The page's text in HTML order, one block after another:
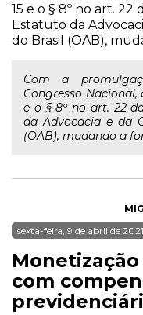
15 e o § 8º no art. 22
Estatuto da
do Brasil (OAB),
Com a
Congresso Nacional,
e o § 8º no art. 22
da Advocacia e da
(OAB), mudando a
sexta-feira, 9 de abril de 2021
com